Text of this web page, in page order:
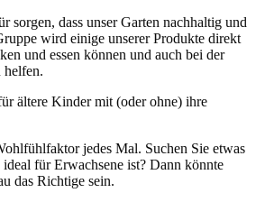
sorgen, dass unser Garten nachhaltig und
wird einige unserer Produkte direkt
und essen können und auch bei der
helfen.
ältere Kinder mit (oder ohne) ihre
jedes Mal. Suchen Sie etwas
für Erwachsene ist? Dann könnte
das Richtige sein.